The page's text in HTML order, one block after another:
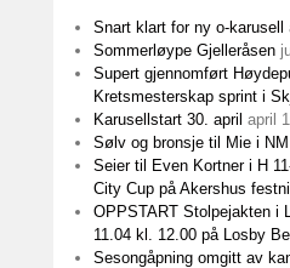
Snart klart for ny o-karusell
Sommerløype Gjelleråsen
Supert gjennomført
Kretsmesterskap sprint i
Karusellstart 30. april april
Sølv og bronsje til Mie i
Seier til Even Kortner i H
City Cup på Akershus
OPPSTART Stolpejakten i
11.04 kl. 12.00 på Losby
Sesongåpning omgitt av